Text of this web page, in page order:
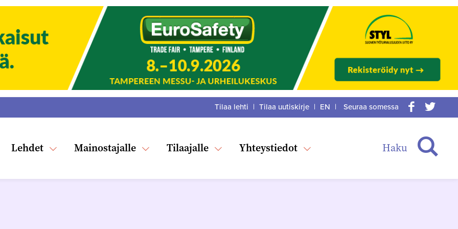
Lehdet Mainostajalle Tilaajalle Yhteystiedot Haku
Tilaa lehti | Tilaa uutiskirje | EN |
Seuraa somessa
:Facebook
Twitter